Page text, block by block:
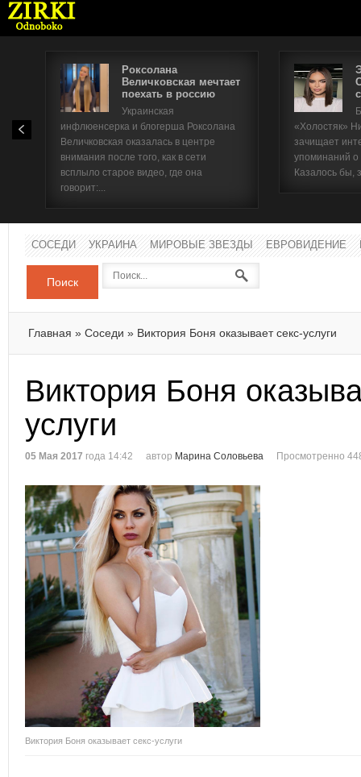
Роксолана
Величковская мечтает
поехать в россию
Украинская
инфлюенсерка и блогерша Роксолана
Величковская оказалась в центре
внимания после того, как в сети
всплыло старое видео, где она
говорит:...
«Холостяк»
зачищает
упоминаний
Казалось бы,
СОСЕДИ УКРАИНА МИРОВЫЕ ЗВЕЗДЫ ЕВРОВИДЕНИЕ
Поиск
Главная » Соседи » Виктория Боня оказывает секс-услуги
Виктория Боня
услуги
05 Мая 2017 года 14:42 автор Марина Соловьева Просмотренно
Виктория Боня оказывает секс-услуги
Имя